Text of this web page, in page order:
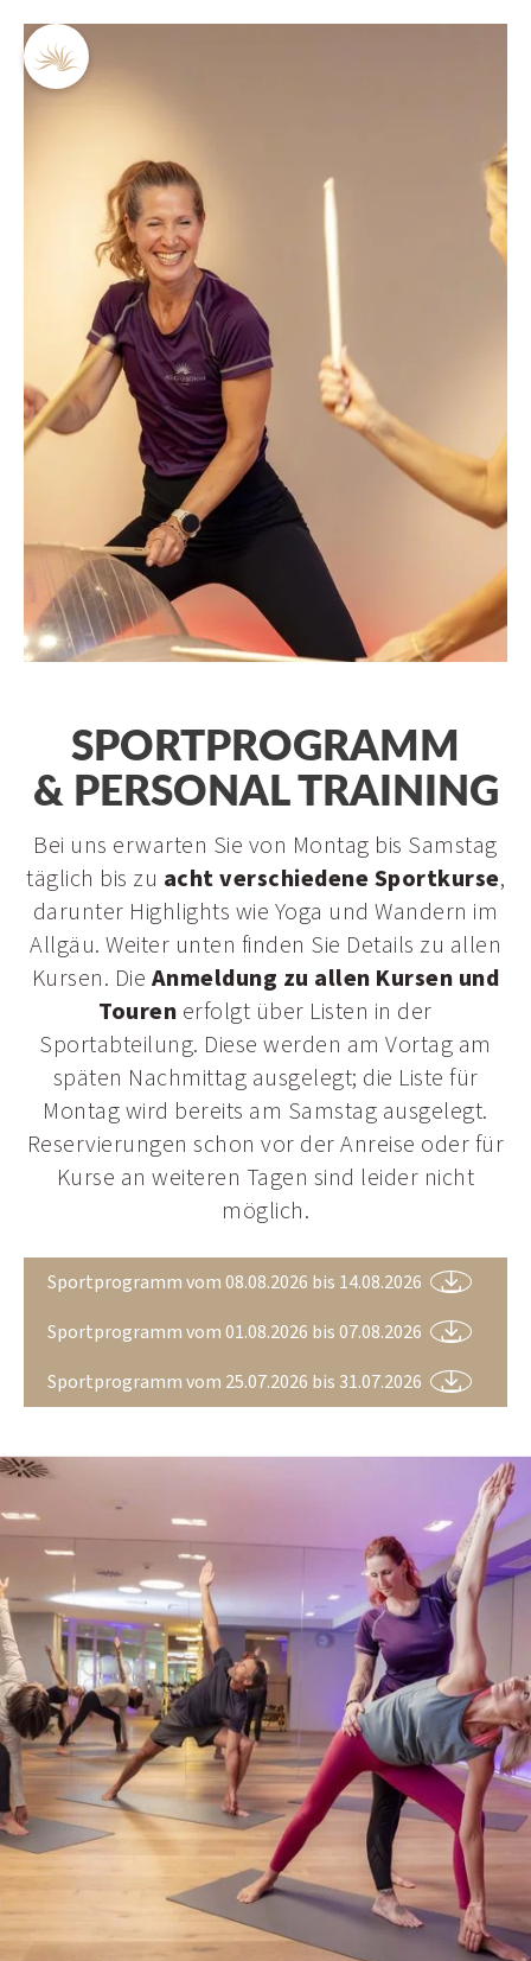
Running Camp
Fitnesswelt
Sportprogramm & Personal Training
Sportwochen
E-Biken
Golfen
Ausflugstipps im Allgäu
SPORTPROGRAMM
& PERSONAL TRAINING
Bei uns erwarten Sie von Montag bis Samstag
täglich bis zu acht verschiedene Sportkurse,
darunter Highlights wie Yoga und Wandern im
Allgäu. Weiter unten finden Sie Details zu allen
Kursen. Die Anmeldung zu allen Kursen und
Touren erfolgt über Listen in der
Sportabteilung. Diese werden am Vortag am
späten Nachmittag ausgelegt; die Liste für
Montag wird bereits am Samstag ausgelegt.
Reservierungen schon vor der Anreise oder für
Kurse an weiteren Tagen sind leider nicht
möglich.
Sportprogramm vom 08.08.2026 bis 14.08.2026
Sportprogramm vom 01.08.2026 bis 07.08.2026
Sportprogramm vom 25.07.2026 bis 31.07.2026